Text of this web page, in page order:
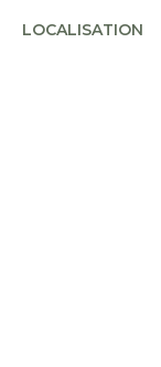
LOCALISATION